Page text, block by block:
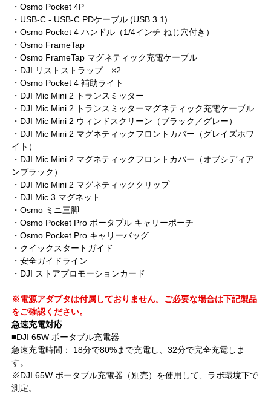
・Osmo Pocket 4P
・USB-C - USB-C PDケーブル (USB 3.1)
・Osmo Pocket 4 ハンドル（1/4インチ ねじ穴付き）
・Osmo FrameTap
・Osmo FrameTap マグネティック充電ケーブル
・DJI リストストラップ ×2
・Osmo Pocket 4 補助ライト
・DJI Mic Mini 2 トランスミッター
・DJI Mic Mini 2 トランスミッターマグネティック充電ケーブル
・DJI Mic Mini 2 ウィンドスクリーン（ブラック／グレー）
・DJI Mic Mini 2 マグネティックフロントカバー（グレイズホワ
イト）
・DJI Mic Mini 2 マグネティックフロントカバー（オブシディア
ンブラック）
・DJI Mic Mini 2 マグネティッククリップ
・DJI Mic 3 マグネット
・Osmo ミニ三脚
・Osmo Pocket Pro ポータブル キャリーポーチ
・Osmo Pocket Pro キャリーバッグ
・クイックスタートガイド
・安全ガイドライン
・DJI ストアプロモーションカード
※電源アダプタは付属しておりません。ご必要な場合は下記製品
をご確認ください。
急速充電対応
■DJI 65W ポータブル充電器
急速充電時間： 18分で80%まで充電し、32分で完全充電しま
す。
※DJI 65W ポータブル充電器（別売）を使用して、ラボ環境下で
測定。